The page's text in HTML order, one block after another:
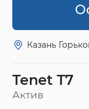
Казань
Tenet T7
Актив